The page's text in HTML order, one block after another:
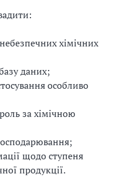
хімічних
даних;
особливо
за хімічною
щодо ступеня
продукції.